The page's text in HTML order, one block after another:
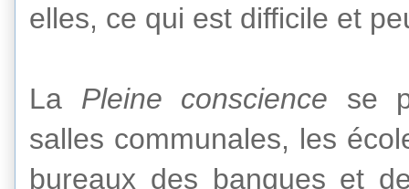
elles, ce qui est difficile et
La Pleine conscience
se
salles communales, les
bureaux des banques et